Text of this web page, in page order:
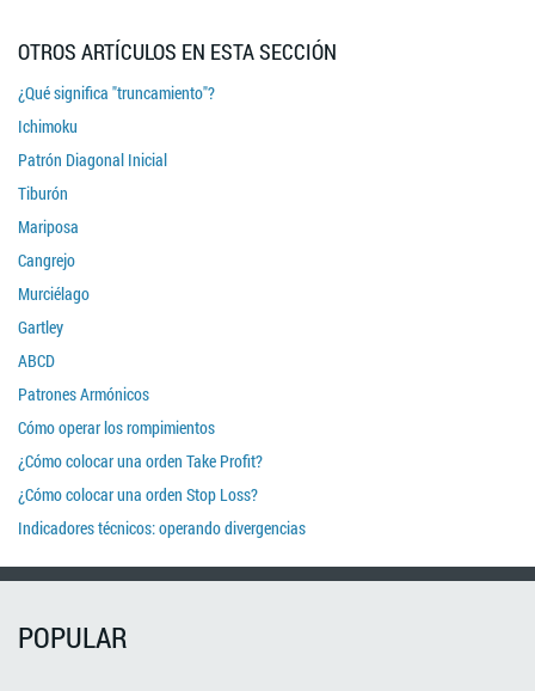
OTROS ARTÍCULOS EN ESTA SECCIÓN
¿Qué significa "truncamiento"?
Ichimoku
Patrón Diagonal Inicial
Tiburón
Mariposa
Cangrejo
Murciélago
Gartley
ABCD
Patrones Armónicos
Cómo operar los rompimientos
¿Cómo colocar una orden Take Profit?
¿Cómo colocar una orden Stop Loss?
Indicadores técnicos: operando divergencias
POPULAR